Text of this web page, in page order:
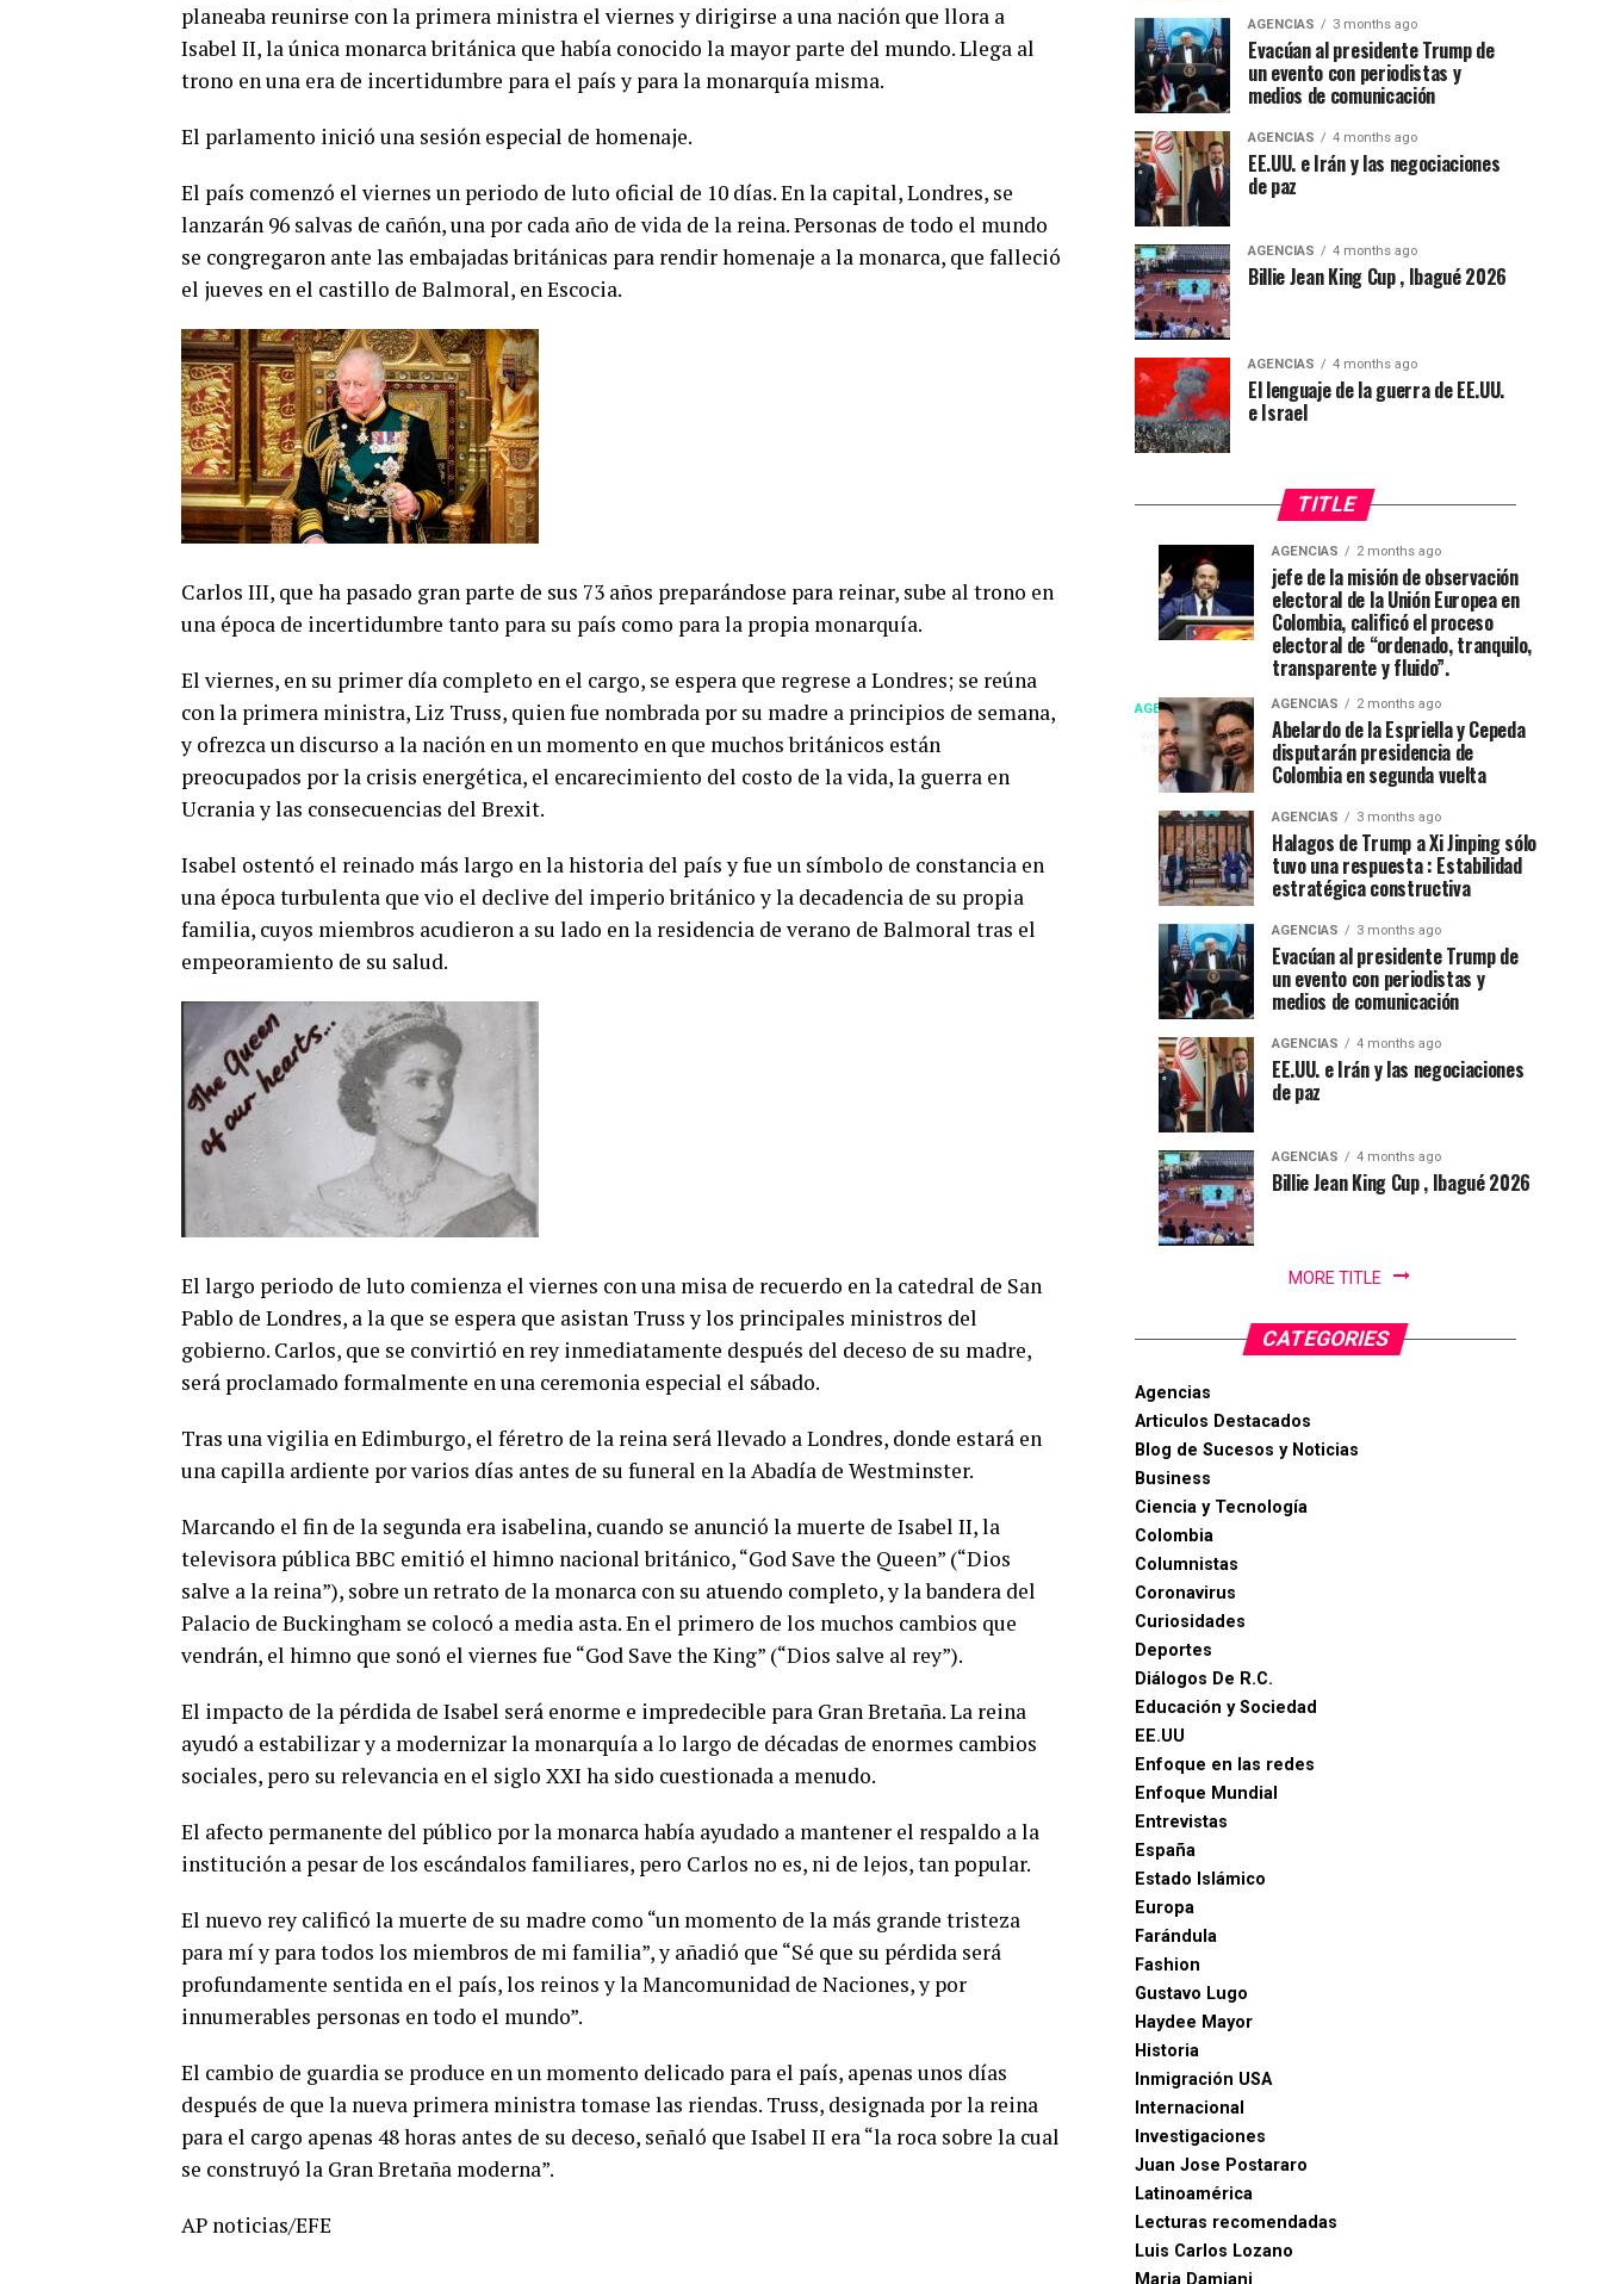
planeaba reunirse con la primera ministra el viernes y dirigirse a una nación que llora a
Isabel II, la única monarca británica que había conocido la mayor parte del mundo. Llega al
trono en una era de incertidumbre para el país y para la monarquía misma.
El parlamento inició una sesión especial de homenaje.
El país comenzó el viernes un periodo de luto oficial de 10 días. En la capital, Londres, se
lanzarán 96 salvas de cañón, una por cada año de vida de la reina. Personas de todo el mundo
se congregaron ante las embajadas británicas para rendir homenaje a la monarca, que falleció
el jueves en el castillo de Balmoral, en Escocia.
Carlos III, que ha pasado gran parte de sus 73 años preparándose para reinar, sube al trono en
una época de incertidumbre tanto para su país como para la propia monarquía.
El viernes, en su primer día completo en el cargo, se espera que regrese a Londres; se reúna
con la primera ministra, Liz Truss, quien fue nombrada por su madre a principios de semana,
y ofrezca un discurso a la nación en un momento en que muchos británicos están
preocupados por la crisis energética, el encarecimiento del costo de la vida, la guerra en
Ucrania y las consecuencias del Brexit.
Isabel ostentó el reinado más largo en la historia del país y fue un símbolo de constancia en
una época turbulenta que vio el declive del imperio británico y la decadencia de su propia
familia, cuyos miembros acudieron a su lado en la residencia de verano de Balmoral tras el
empeoramiento de su salud.
El largo periodo de luto comienza el viernes con una misa de recuerdo en la catedral de San
Pablo de Londres, a la que se espera que asistan Truss y los principales ministros del
gobierno. Carlos, que se convirtió en rey inmediatamente después del deceso de su madre,
será proclamado formalmente en una ceremonia especial el sábado.
Tras una vigilia en Edimburgo, el féretro de la reina será llevado a Londres, donde estará en
una capilla ardiente por varios días antes de su funeral en la Abadía de Westminster.
Marcando el fin de la segunda era isabelina, cuando se anunció la muerte de Isabel II, la
televisora pública BBC emitió el himno nacional británico, “God Save the Queen” (“Dios
salve a la reina”), sobre un retrato de la monarca con su atuendo completo, y la bandera del
Palacio de Buckingham se colocó a media asta. En el primero de los muchos cambios que
vendrán, el himno que sonó el viernes fue “God Save the King” (“Dios salve al rey”).
El impacto de la pérdida de Isabel será enorme e impredecible para Gran Bretaña. La reina
ayudó a estabilizar y a modernizar la monarquía a lo largo de décadas de enormes cambios
sociales, pero su relevancia en el siglo XXI ha sido cuestionada a menudo.
El afecto permanente del público por la monarca había ayudado a mantener el respaldo a la
institución a pesar de los escándalos familiares, pero Carlos no es, ni de lejos, tan popular.
El nuevo rey calificó la muerte de su madre como “un momento de la más grande tristeza
para mí y para todos los miembros de mi familia”, y añadió que “Sé que su pérdida será
profundamente sentida en el país, los reinos y la Mancomunidad de Naciones, y por
innumerables personas en todo el mundo”.
El cambio de guardia se produce en un momento delicado para el país, apenas unos días
después de que la nueva primera ministra tomase las riendas. Truss, designada por la reina
para el cargo apenas 48 horas antes de su deceso, señaló que Isabel II era “la roca sobre la cual
se construyó la Gran Bretaña moderna”.
AP noticias/EFE
AGENCIAS 3 months ago
Evacúan al presidente Trump de
un evento con periodistas y
medios de comunicación
AGENCIAS 4 months ago
EE.UU. e Irán y las negociaciones
de paz
AGENCIAS 4 months ago
Billie Jean King Cup , Ibagué 2026
AGENCIAS 4 months ago
El lenguaje de la guerra de EE.UU.
e Israel
TITLE
AGENCIAS
3
weeks
ago
Campeonato
internacional
de
natación
en
Ibagué
NEW
YORK
DEPORTES|
Por
Gustavo
Lugo
Ibagué
Ibagué
celebró
Campeonato
Natación
PanAm...
AGENCIAS
4
weeks
ago
“Mi
casa
está
fiesta”
en
52
festival
del
folclor
colombiano
AGENCIAS
1
month
ago
CNE
declara
Espriella
nuevo
presidente
Colombia
2026-
2030
AGENCIAS 2 months ago
jefe de la misión de observación
electoral de la Unión Europea en
Colombia, calificó el proceso
electoral de “ordenado, tranquilo,
transparente y fluido”.
AGENCIAS 2 months ago
Abelardo de la Espriella y Cepeda
disputarán presidencia de
Colombia en segunda vuelta
AGENCIAS 3 months ago
Halagos de Trump a Xi Jinping sólo
tuvo una respuesta : Estabilidad
estratégica constructiva
AGENCIAS 3 months ago
Evacúan al presidente Trump de
un evento con periodistas y
medios de comunicación
AGENCIAS 4 months ago
EE.UU. e Irán y las negociaciones
de paz
AGENCIAS 4 months ago
Billie Jean King Cup , Ibagué 2026
MORE TITLE
CATEGORIES
Agencias
Articulos Destacados
Blog de Sucesos y Noticias
Business
Ciencia y Tecnología
Colombia
Columnistas
Coronavirus
Curiosidades
Deportes
Diálogos De R.C.
Educación y Sociedad
EE.UU
Enfoque en las redes
Enfoque Mundial
Entrevistas
España
Estado Islámico
Europa
Farándula
Fashion
Gustavo Lugo
Haydee Mayor
Historia
Inmigración USA
Internacional
Investigaciones
Juan Jose Postararo
Latinoamérica
Lecturas recomendadas
Luis Carlos Lozano
Maria Damiani